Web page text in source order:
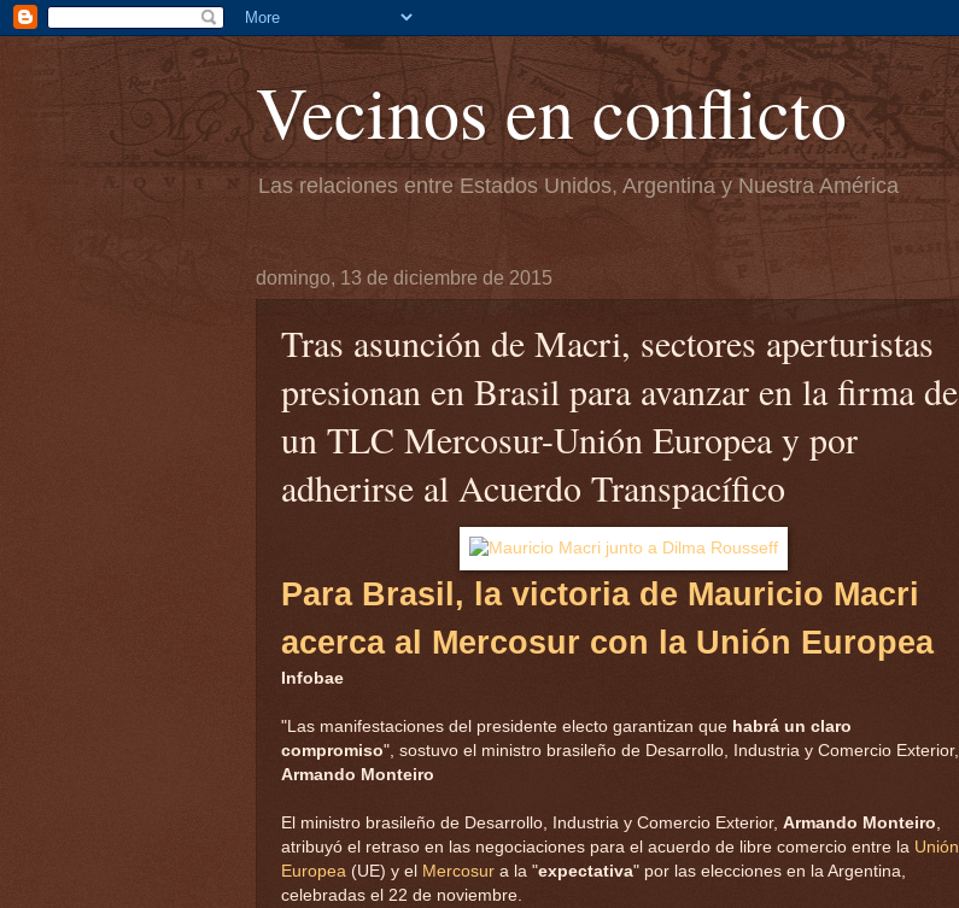
Vecinos en conflicto
Las relaciones entre Estados Unidos, Argentina y Nuestra América
domingo, 13 de diciembre de 2015
Tras asunción de Macri, sectores aperturistas
presionan en Brasil para avanzar en la firma de
un TLC Mercosur-Unión Europea y por
adherirse al Acuerdo Transpacífico
Para Brasil, la victoria de Mauricio Macri
acerca al Mercosur con la Unión Europea
Infobae
"Las manifestaciones del presidente electo garantizan que habrá un claro
compromiso", sostuvo el ministro brasileño de Desarrollo, Industria y Comercio Exterior,
Armando Monteiro
El ministro brasileño de Desarrollo, Industria y Comercio Exterior, Armando Monteiro
atribuyó el retraso en las negociaciones para el acuerdo de libre comercio entre la Unión
Europea (UE) y el Mercosur a la "expectativa" por las elecciones en la Argentina,
celebradas el 22 de noviembre.